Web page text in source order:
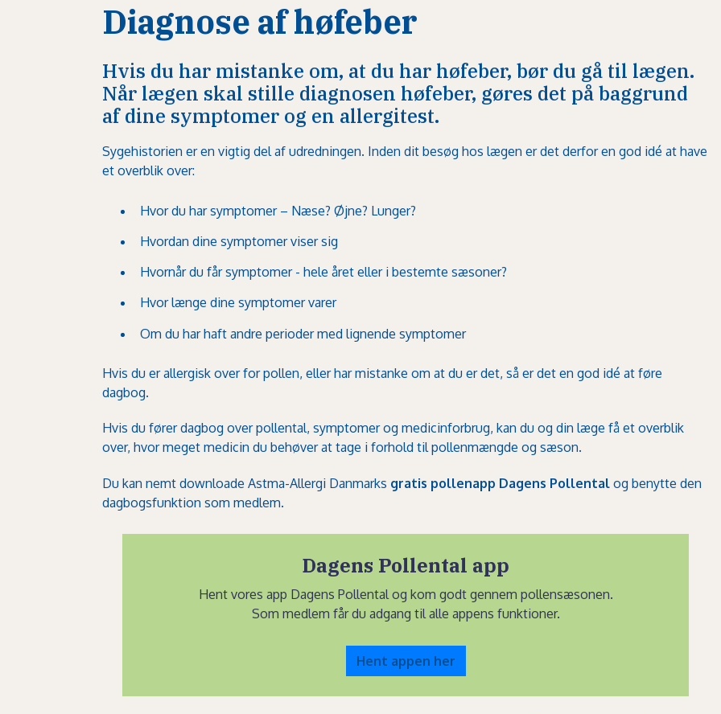
Diagnose af høfeber
Hvis du har mistanke om, at du har høfeber, bør du gå til lægen.
Når lægen skal stille diagnosen høfeber, gøres det på baggrund
af dine symptomer og en allergitest.
Sygehistorien er en vigtig del af udredningen. Inden dit besøg hos lægen er det derfor en god idé at have
et overblik over:
Hvor du har symptomer – Næse? Øjne? Lunger?
Hvordan dine symptomer viser sig
Hvornår du får symptomer - hele året eller i bestemte sæsoner?
Hvor længe dine symptomer varer
Om du har haft andre perioder med lignende symptomer
Hvis du er allergisk over for pollen, eller har mistanke om at du er det, så er det en god idé at føre
dagbog.
Hvis du fører dagbog over pollental, symptomer og medicinforbrug, kan du og din læge få et overblik
over, hvor meget medicin du behøver at tage i forhold til pollenmængde og sæson.
Du kan nemt downloade Astma-Allergi Danmarks gratis pollenapp Dagens Pollental og benytte den
dagbogsfunktion som medlem.
Dagens Pollental app
Hent vores app Dagens Pollental og kom godt gennem pollensæsonen.
Som medlem får du adgang til alle appens funktioner.
Hent appen her